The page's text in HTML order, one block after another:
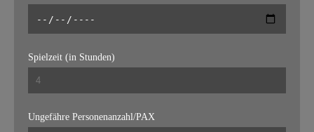
Spielzeit (in Stunden)
Ungefähre Personenanzahl/PAX